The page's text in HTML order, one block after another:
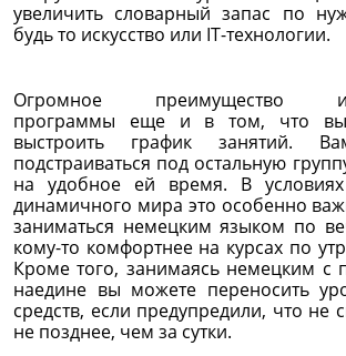
увеличить словарный запас по
будь то искусство или IT-технологии.
Огромное преимущество
программы еще и в том, что
выстроить график занятий.
подстраиваться под остальную
на удобное ей время. В условиях
динамичного мира это особенно
заниматься немецким языком по
кому-то комфортнее на курсах по
Кроме того, занимаясь немецким с
наедине вы можете переносить
средств, если предупредили, что не
не позднее, чем за сутки.